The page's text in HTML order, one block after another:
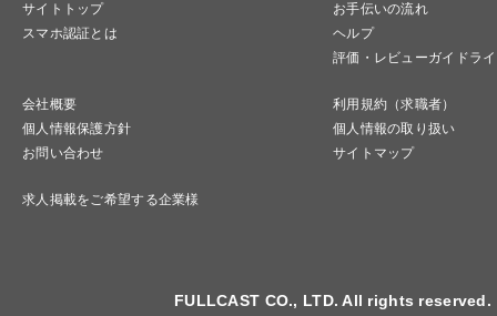
サイトトップ
お手伝いの流れ
スマホ認証とは
ヘルプ
評価・レビューガイドラ
会社概要
利用規約（求職者）
個人情報保護方針
個人情報の取り扱い
お問い合わせ
サイトマップ
求人掲載をご希望する企業様
FULLCAST CO., LTD. All rights reserved.